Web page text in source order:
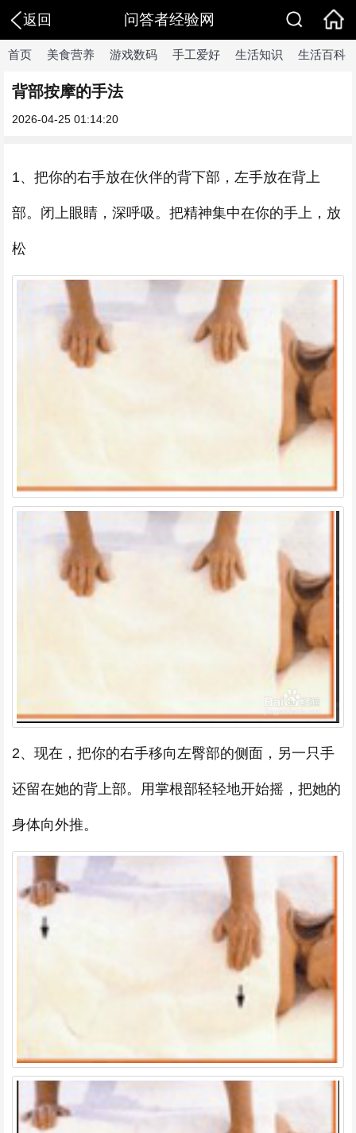
返回 问答者经验网
首页 美食营养 游戏数码 手工爱好 生活知识 生活百科
背部按摩的手法
2026-04-25 01:14:20
1、把你的右手放在伙伴的背下部，左手放在背上
部。闭上眼睛，深呼吸。把精神集中在你的手上，放
松
2、现在，把你的右手移向左臀部的侧面，另一只手
还留在她的背上部。用掌根部轻轻地开始摇，把她的
身体向外推。